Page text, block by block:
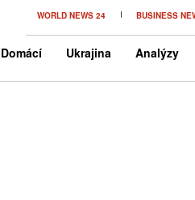
WORLD NEWS 24 BUSINESS
Domácí Ukrajina Analýzy